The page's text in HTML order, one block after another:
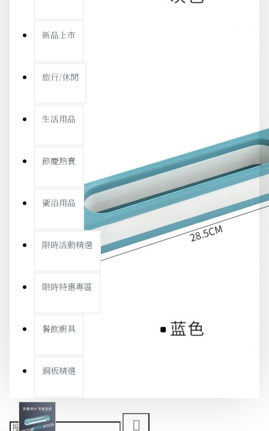
新品上市
旅行/休閒
生活用品
節慶熱賣
衛浴用品
限時活動精選
限時特惠專區
餐飲廚具
銅板精選